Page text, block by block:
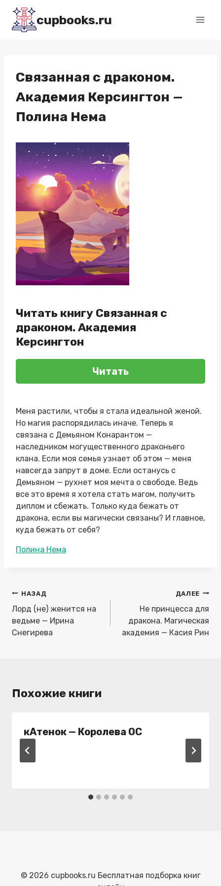
Перейти
содержимому
cupbooks.ru
Связанная с драконом.
Академия Керсингтон —
Полина Нема
Читать книгу Связанная с
драконом. Академия
Керсингтон
Читать
Меня растили, чтобы я стала идеальной женой.
Но магия распорядилась иначе. Теперь я
связана с Демьяном Конарантом —
наследником могущественного драконьего
клана. Если моя семья узнает об этом — меня
навсегда запрут в доме. Если останусь с
Демьяном — рухнет моя мечта о свободе. Ведь
все это время я хотела стать магом, получить
диплом и сбежать. Только куда бежать от
дракона, если вы магически связаны? И главное,
куда бежать от себя?
Метки
Полина Нема
Навигация
по
записям
НАЗАД
Лорд (не) женится на
ведьме — Ирина
Снегирева
ДАЛЕЕ
Не принцесса для
дракона. Магическая
академия — Касия Рин
Похожие книги
кАтенок — Королева ОС
© 2026 cupbooks.ru Бесплатная подборка книг